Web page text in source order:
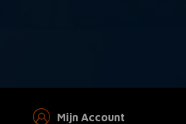
Mijn Account